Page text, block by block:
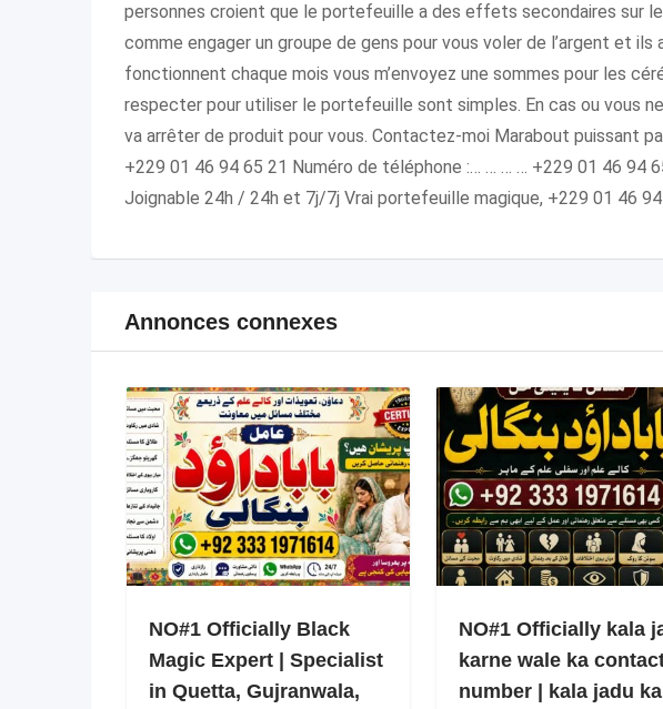
personnes croient que le portefeuille a des effets secondaires sur
comme engager un groupe de gens pour vous voler de l’argent et
fonctionnent chaque mois vous m’envoyez une sommes pour les
respecter pour utiliser le portefeuille sont simples. En cas ou vous
va arrêter de produit pour vous. Contactez-moi Marabout puissant
+229 01 46 94 65 21 Numéro de téléphone :… … … … +229 01 46 94
Joignable 24h / 24h et 7j/7j Vrai portefeuille magique, +229 01 46
Annonces connexes
NO#1 Officially Black
Magic Expert | Specialist
in Quetta, Gujranwala,
NO#1 Officially kala
karne wale ka
number | kala jadu